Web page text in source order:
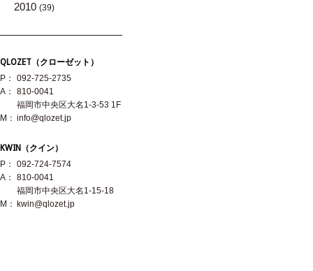
2010 (39)
QLOZET（クローゼット）
P：
092-725-2735
A：
810-0041
福岡市中央区大名1-3-53 1F
M： info@qlozet.jp
KWIN（クイン）
P：
092-724-7574
A：
810-0041
福岡市中央区大名1-15-18
M：
kwin@qlozet.jp